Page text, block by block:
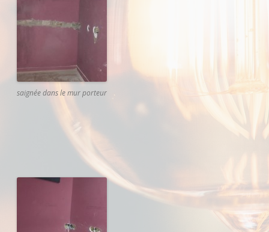
saignée dans le mur porteur